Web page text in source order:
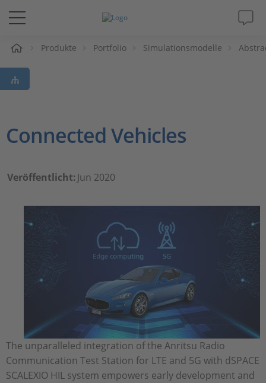
Lösungen & Produkte
Support
Karriere
Produkte Portfolio Simulationsmodelle
Connected Vehicles
Veröffentlicht:Jun 2020
The unparalleled integration of the Anritsu Radio
Communication Test Station for LTE and 5G with dSPACE
SCALEXIO HIL system empowers early development and